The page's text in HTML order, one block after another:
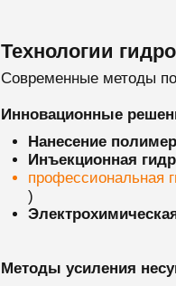
Технологии
Современные методы
Инновационные
Нанесение
Инъекционная
профессиональная
)
Методы усиления